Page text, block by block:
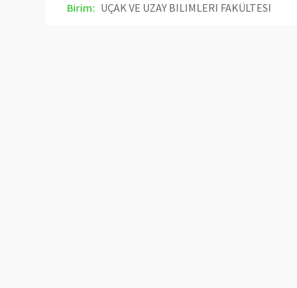
Birim: UÇAK VE UZAY BILIMLERI FAKÜLTESI